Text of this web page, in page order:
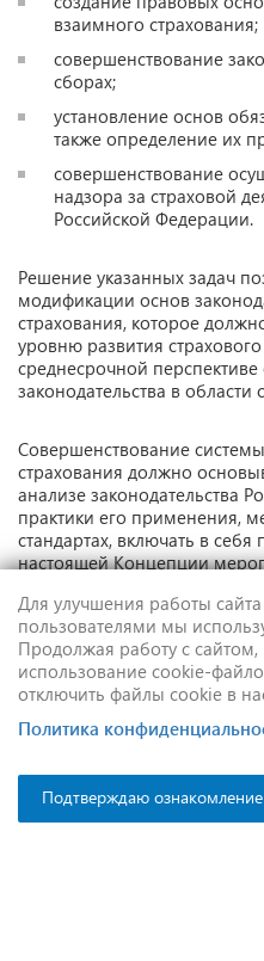
взаимного страхования;
совершенствование
сборах;
установление основ
также определение их
совершенствование
надзора за страховой
Российской Федерации.
Решение указанных задач
модификации основ
страхования, которое
уровню развития
среднесрочной
законодательства в области
Совершенствование
страхования должно
анализе законодательства
практики его применения,
стандартах, включать в
настоящей Концепции
граждан, организаций и
III. Ожидаемые
положений Концепции
настоящей Концепции,
повысить уровень
Для улучшения работы
пользователями мы
Продолжая работу с
использование cookie-
отключить файлы cookie в
Политика
Подтверждаю ознакомление